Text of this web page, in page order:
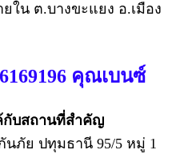
น ต.บางขะแยง อ.เมือง
คุณเบนซ์
กับสถานที่สำคัญ
ภัย ปทุมธานี 95/5 หมู่ 1